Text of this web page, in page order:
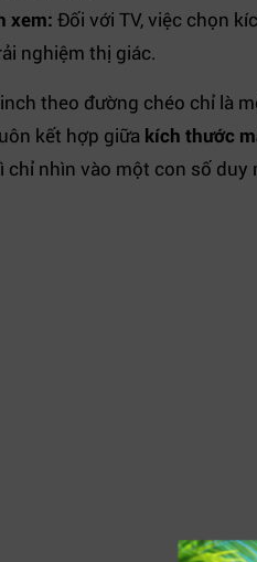
xem: Đối với TV, việc chọn
nghiệm thị giác.
theo đường chéo chỉ là
kết hợp giữa kích thước
chỉ nhìn vào một con số duy